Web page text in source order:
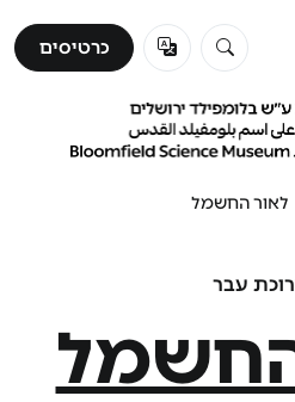
לבקר
ללמוד
לגלות
כרטיסים
לאור החשמל
עבר